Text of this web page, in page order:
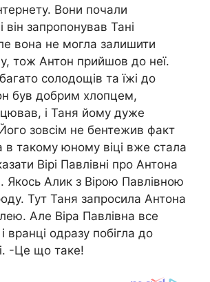
Вони почали
він запропонував Тані
вона не могла залишити
тож Антон прийшов до неї.
солодощів та їжі до
був добрим хлопцем,
і Таня йому дуже
зовсім не бентежив факт
в такому юному віці вже стала
Вірі Павлівні про Антона
Якось Алик з Вірою Павлівною
Тут Таня запросила Антона
Але Віра Павлівна все
вранці одразу побігла до
-Це що таке!